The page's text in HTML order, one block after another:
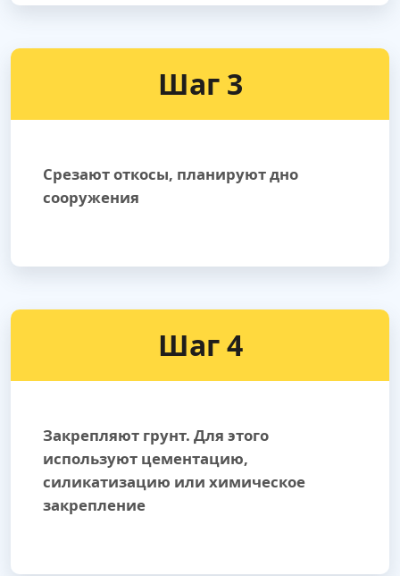
Шаг 3
Срезают откосы, планируют дно
сооружения
Шаг 4
Закрепляют грунт. Для этого
используют цементацию,
силикатизацию или химическое
закрепление